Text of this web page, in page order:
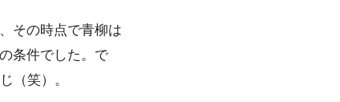
その時点で青柳は
条件でした。で
（笑）。